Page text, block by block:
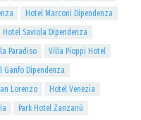
Hotel Marconi Dipendenza
Hotel Saviola Dipendenza
Paradiso
Villa Pioppi Hotel
Ganfo Dipendenza
Lorenzo
Hotel Venezia
Park Hotel Zanzanù